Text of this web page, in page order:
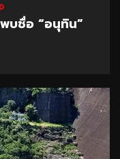
บชื่อ “อนุทิน”